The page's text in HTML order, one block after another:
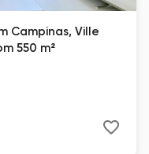
Campinas, Ville
550 m²